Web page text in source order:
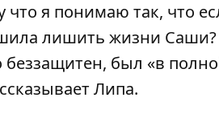
что я понимаю так, что
лишить жизни
был «в
Липа.